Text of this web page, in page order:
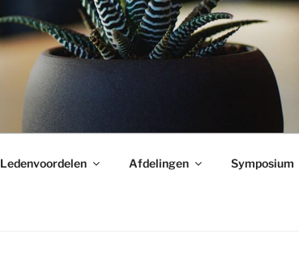
Ledenvoordelen Afdelingen Symposium